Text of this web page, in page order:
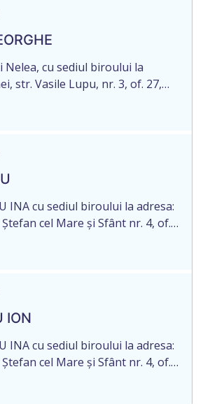
cet. DOGANIC ILIA,
certificatului de
în prealabil pentru […]
Nelea, cu sediul biroului la
str. Vasile Lupu, nr. 3, of. 27,
TULBURI GHEORGHE,
2026. Eliberarea certificatului de
de opțiune pentru
INA cu sediul biroului la adresa:
cel Mare și Sfânt nr. 4, of.
decesului cet. DODI EUGENIU,
ă la data de 12.01.2026
anul două mii douăzeci și
de moștenitor este
ION
INA cu sediul biroului la adresa:
cel Mare și Sfânt nr. 4, of.
decesului cet. BOSÎNCEANU